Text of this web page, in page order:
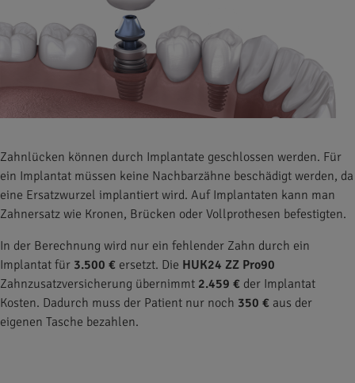
Zahnlücken können durch Implantate geschlossen werden. Für
ein Implantat müssen keine Nachbarzähne beschädigt werden, da
eine Ersatzwurzel implantiert wird. Auf Implantaten kann man
Zahnersatz wie Kronen, Brücken oder Vollprothesen befestigten.
In der Berechnung wird nur ein fehlender Zahn durch ein
Implantat für 3.500 € ersetzt. Die HUK24 ZZ Pro90
Zahnzusatzversicherung übernimmt 2.459 € der Implantat
Kosten. Dadurch muss der Patient nur noch 350 € aus der
eigenen Tasche bezahlen.